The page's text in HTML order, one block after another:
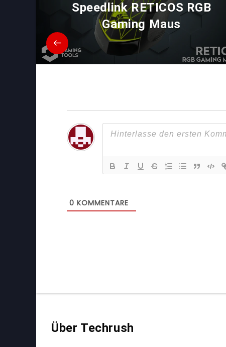
Speedlink RETICOS RGB
Gaming Maus
0 KOMMENTARE
Über Techrush